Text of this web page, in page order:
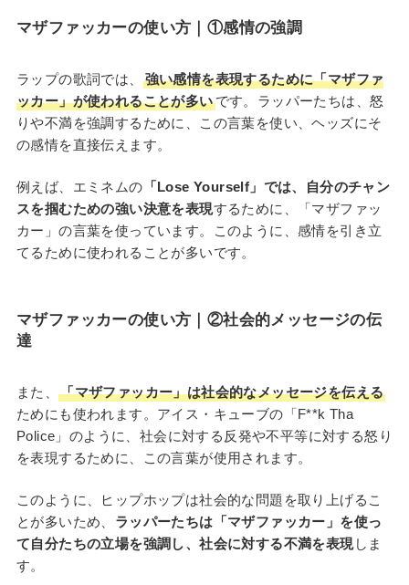
マザファッカーの使い方 ｜①感情の強調
ラップの歌詞では、
強い感情を表現するために「マザファ
ッカー」が使われることが多いです。ラッパーたちは、怒
りや不満を強調するために、この言葉を使い、ヘッズにそ
の感情を直接伝えます。
例えば、エミネムの 「Lose Yourself」では、自分のチャン
スを掴むための強い決意を表現するために、「マザファッ
カー」の言葉を使っています。このように、感情を引き立
てるために使われることが多いです。
マザファッカーの使い方 ｜②社会的メッセージの伝
達
また、「マザファッカー」は社会的なメッセージを伝える
ためにも使われます。アイス・キューブの「F**k Tha
Police」のように、社会に対する反発や不平等に対する怒り
を表現するために、この言葉が使用されます。
このように、ヒップホップは社会的な問題を取り上げるこ
とが多いため、 ラッパーたちは「マザファッカー」を使っ
て自分たちの立場を強調し、社会に対する不満を表現しま
す。